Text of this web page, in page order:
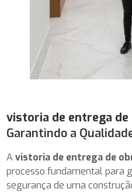
vistoria de entrega
Garantindo a
Avistoria de entrega de
processo fundamental para
segurança de uma